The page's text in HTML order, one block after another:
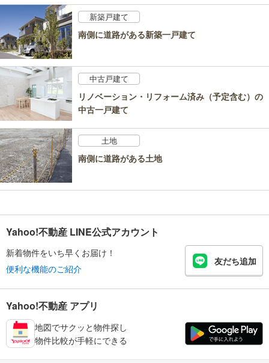
新築戸建て
南側に道路がある新築一戸建て
中古戸建て
リノベーション・リフォーム済み（予定含む）の
中古一戸建て
土地
南側に道路がある土地
Yahoo!不動産 LINE公式アカウント
新着物件をいち早くお届け！
便利な機能のご紹介
友だち追加
Yahoo!不動産 アプリ
地図でサクッと物件探し
物件比較が手軽にできる